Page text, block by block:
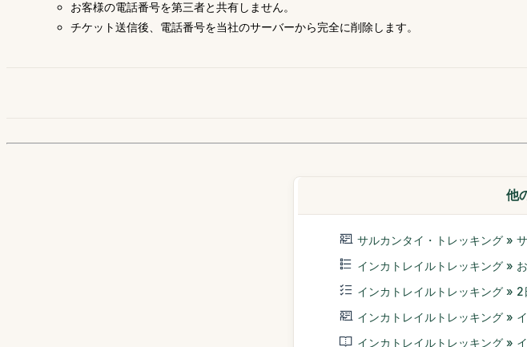
お客様の電話番号を第三者と共有しません。
チケット送信後、電話番号を当社のサーバーから完全に削除します。
他
サルカンタイ・トレッキング »
インカトレイルトレッキング »
インカトレイルトレッキング »
インカトレイルトレッキング »
インカトレイルトレッキング »